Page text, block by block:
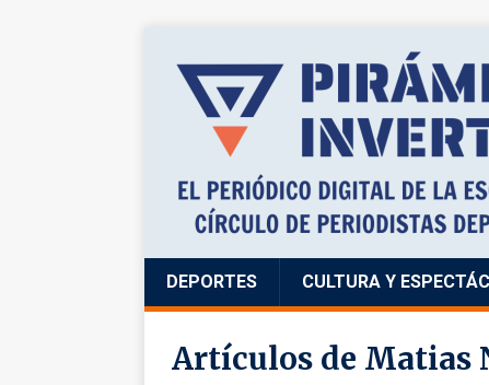
DEPORTES CULTURA Y
Artículos de Matias